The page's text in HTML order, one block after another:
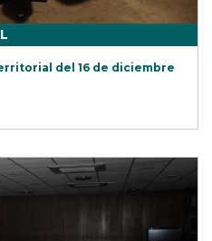
del 16 de diciembre